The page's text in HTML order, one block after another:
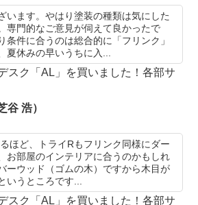
います。やはり塗装の種類は気にした
専門的なご意見が伺えて良かったで
条件に合うのは総合的に「フリンク」
夏休みの早いうちに入...
スク「AL」を買いました！各部サ
谷 浩）
ほど、トライRもフリンク同様にダー
お部屋のインテリアに合うのかもしれ
ーウッド（ゴムの木）ですから木目が
いうところです...
スク「AL」を買いました！各部サ